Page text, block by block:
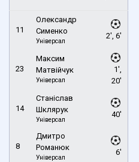
11
Олександр
Сименко
Універсал
2', 6'
23
Максим
Матвійчук
Універсал
1',
20'
14
Станіслав
Шклярук
Універсал
40'
8
Дмитро
Романюк
Універсал
6'